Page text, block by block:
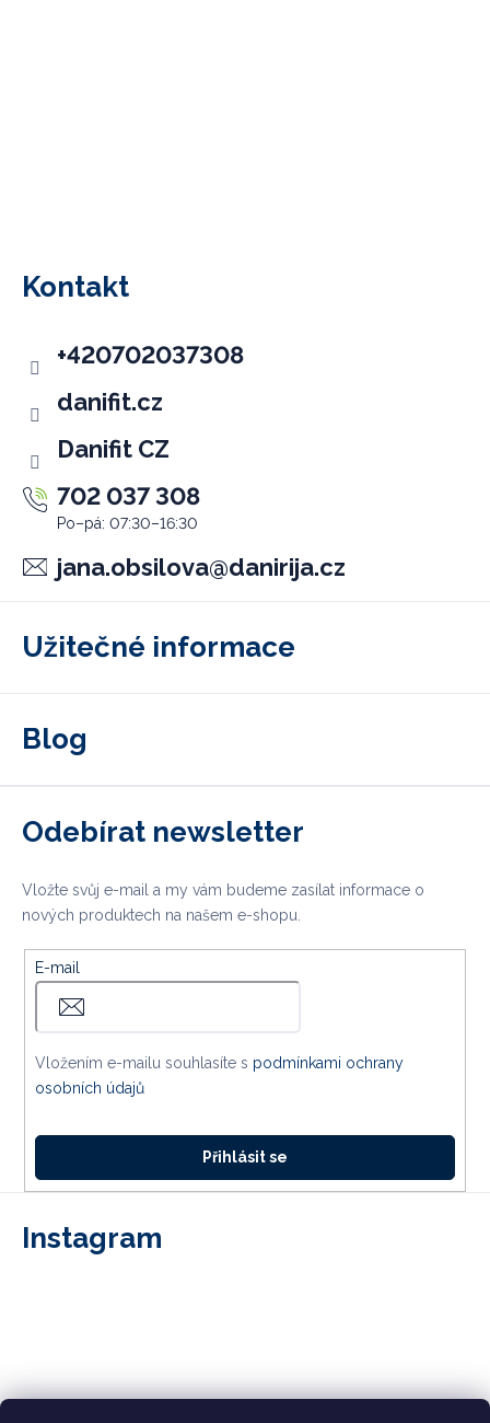
Kontakt
jana.obsilova@danirija.cz
702 037 308
Danifit CZ
danifit.cz
+420702037308
Užitečné informace
Blog
Odebírat newsletter
Vložte svůj e-mail a my vám budeme zasílat informace o
nových produktech na našem e-shopu.
E-mail
Vložením e-mailu souhlasíte s podmínkami ochrany
osobních údajů
Přihlásit se
Instagram